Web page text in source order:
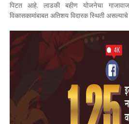
पिटत आहे. लाडकी बहीण योजनेचा
विकासकामांबाबत अतिशय विदारक स्थिती